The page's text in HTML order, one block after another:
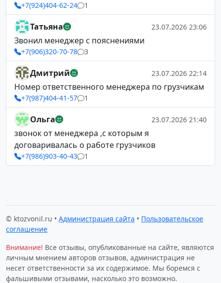
+7(924)404-62-24 1
Татьяна 23.07.2026 23:06
Звонил менеджер с пояснениями
+7(906)320-70-78 3
Дмитрий 23.07.2026 22:14
Номер ответственного менеджера по грузчикам
+7(987)404-41-57 1
Ольга 23.07.2026 21:40
звонок от менеджера ,с которым я
договаривалась о работе грузчиков
+7(986)903-40-43 1
© ktozvonil.ru • Администрация сайта • Пользовательское
соглашение
Внимание! Все отзывы, опубликованные на сайте, являются
личным мнением авторов отзывов, администрация не
несет ответственности за их содержимое. Мы боремся с
фальшивыми отзывами, насколько это возможно.